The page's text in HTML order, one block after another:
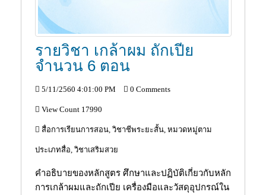
รายวิชา เกล้าผม ถักเปีย
จำนวน 6 ตอน
5/11/2560 4:01:00 PM 0 Comments
View Count 17990
สื่อการเรียนการสอน, วิชาชีพระยะสั้น, หมวดหมู่ตาม
ประเภทสื่อ, วิชาเสริมสวย
คำอธิบายของหลักสูตร ศึกษาและปฏิบัติเกี่ยวกับหลัก
การเกล้าผมและถักเปีย เครื่องมือและวัสดุอุปกรณ์ใน